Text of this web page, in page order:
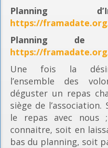
Planning
https://
Planning de
https://
Une fois la
l’ensemble des
déguster un repas
siège de
le repas avec nous
connaitre, soit en
bas du planning, soit